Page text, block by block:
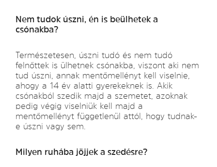
Nem tudok úszni, én is beülhetek a
csónakba?
Természetesen, úszni tudó és nem tudó
felnőttek is ülhetnek csónakba, viszont aki nem
tud úszni, annak mentőmellényt kell viselnie,
ahogy a 14 év alatti gyerekeknek is. Akik
csónakból szedik majd a szemetet, azoknak
pedig végig viselniük kell majd a
mentőmellényt függetlenül attól, hogy tudnak-
e úszni vagy sem.
Milyen ruhába jöjjek a szedésre?